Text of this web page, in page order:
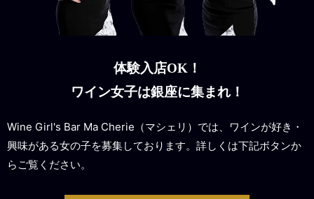
体験入店OK！
ワイン女子は銀座に集まれ！
Wine Girl's Bar Ma Cherie（マシェリ）では、ワインが好き・
興味がある女の子を募集しております。詳しくは下記ボタンか
らご覧ください。